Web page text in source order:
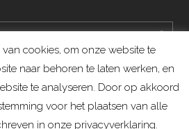
cookies, om onze website te
naar behoren te laten werken, en
te analyseren. Door op akkoord
voor het plaatsen van alle
in onze privacyverklaring.